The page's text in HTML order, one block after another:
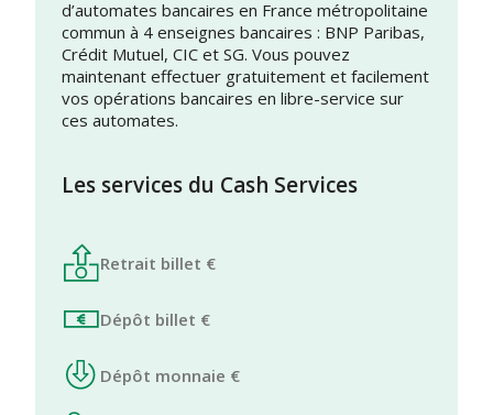
d’automates bancaires en France métropolitaine
commun à 4 enseignes bancaires : BNP Paribas,
Crédit Mutuel, CIC et SG. Vous pouvez
maintenant effectuer gratuitement et facilement
vos opérations bancaires en libre-service sur
ces automates.
Les services du Cash Services
Retrait billet €
Dépôt billet €
Dépôt monnaie €